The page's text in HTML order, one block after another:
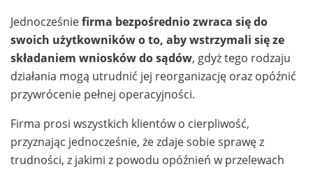
Jednocześniefirma bezpośrednio zwraca się do
swoich użytkowników o to, aby wstrzymali się ze
składaniem wniosków do sądów, gdyż tego rodzaju
działania mogą utrudnić jej reorganizację oraz opóźnić
przywrócenie pełnej operacyjności.
Firma prosi wszystkich klientów o cierpliwość,
przyznając jednocześnie, że zdaje sobie sprawę z
trudności, z jakimi z powodu opóźnień w przelewach